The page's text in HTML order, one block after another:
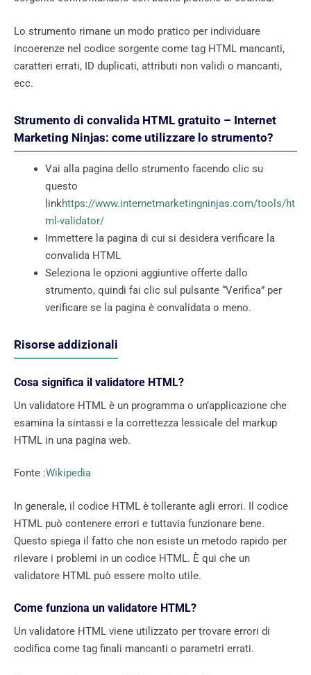
Lo strumento rimane un modo pratico per individuare
incoerenze nel codice sorgente come tag HTML mancanti,
caratteri errati, ID duplicati, attributi non validi o mancanti,
ecc.
Strumento di convalida HTML gratuito – Internet
Marketing Ninjas: come utilizzare lo strumento?
Vai alla pagina dello strumento facendo clic su
questo
linkhttps://www.internetmarketingninjas.com/tools/ht
ml-validator/
Immettere la pagina di cui si desidera verificare la
convalida HTML
Seleziona le opzioni aggiuntive offerte dallo
strumento, quindi fai clic sul pulsante “Verifica” per
verificare se la pagina è convalidata o meno.
Risorse addizionali
Cosa significa il validatore HTML?
Un validatore HTML è un programma o un’applicazione che
esamina la sintassi e la correttezza lessicale del markup
HTML in una pagina web.
Fonte :Wikipedia
In generale, il codice HTML è tollerante agli errori. Il codice
HTML può contenere errori e tuttavia funzionare bene.
Questo spiega il fatto che non esiste un metodo rapido per
rilevare i problemi in un codice HTML. È qui che un
validatore HTML può essere molto utile.
Come funziona un validatore HTML?
Un validatore HTML viene utilizzato per trovare errori di
codifica come tag finali mancanti o parametri errati.